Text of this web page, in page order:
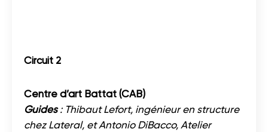
Circuit 2
Centre d’art Battat (CAB)
Guides: Thibaut Lefort, ingénieur en structure
chez Lateral, et Antonio DiBacco, Atelier